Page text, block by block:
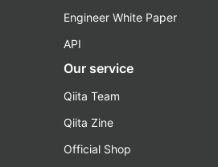
Engineer White Paper
API
Our service
Qiita Team
Qiita Zine
Official Shop